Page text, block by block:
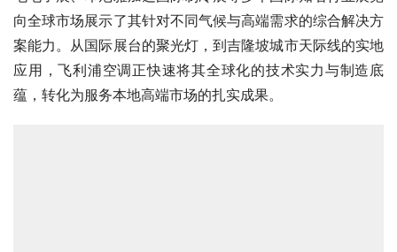
向全球市场展示了其针对不同气候与高端需求的综合解决方
案能力。从国际展台的聚光灯，到吉隆坡城市天际线的实地
应用，飞利浦空调正快速将其全球化的技术实力与制造底
蕴，转化为服务本地高端市场的扎实成果。